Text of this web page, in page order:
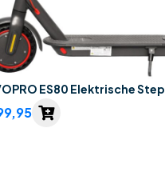
ES80 Elektrische Step